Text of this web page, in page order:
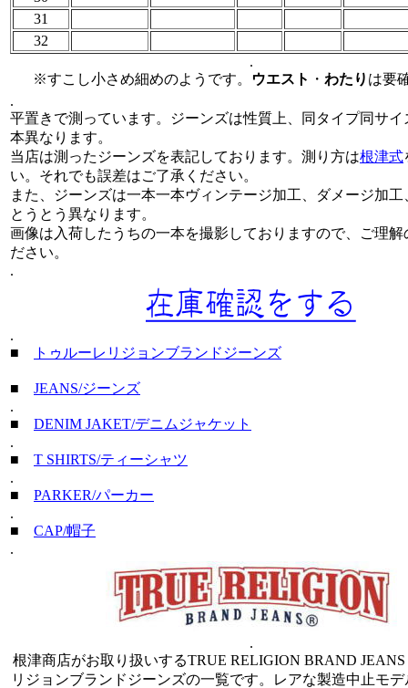
31
32
.
※すこし小さめ細めのようです。
ウエスト ・ わたり は要
.
平置きで測っています。ジーンズは性質上、同タイプ同サイ
本異なります。
当店は測ったジーンズを表記しております。測り方は根津式
い。それでも誤差はご了承ください。
また、ジーンズは一本一本ヴィンテージ加工、ダメージ加
とうとう異なります。
画像は入荷したうちの一本を撮影しておりますので、ご理解
ださい。
.
.
■
トゥルーレリジョンブランドジーンズ
■ JEANS/ジーンズ
.
■ DENIM JAKET/デニムジャケット
.
■ T SHIRTS/ティーシャツ
.
■ PARKER/パーカー
.
■ CAP/帽子
.
.
根津商店がお取り扱いするTRUE RELIGION BRAND
リジョンブランドジーンズの一覧です。レアな製造中止モ